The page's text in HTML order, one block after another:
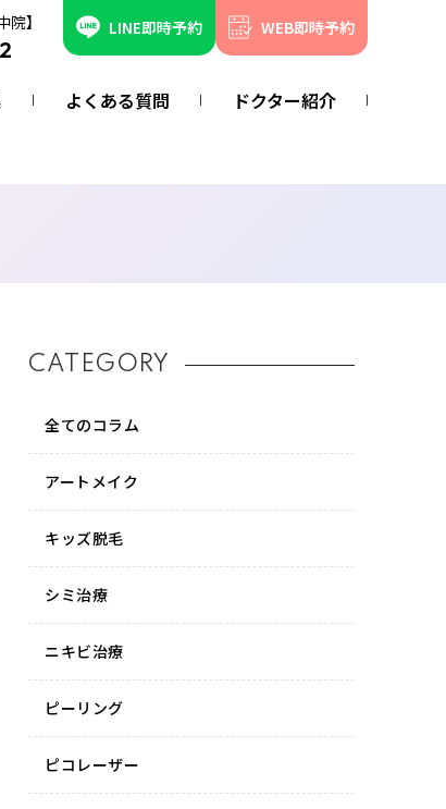
院】 LINE即時予約 WEB即時予約
よくある質問 ドクター紹介
CATEGORY
全てのコラム
アートメイク
キッズ脱毛
シミ治療
ニキビ治療
ピーリング
ピコレーザー